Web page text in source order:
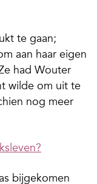
te gaan;
aan haar eigen
had Wouter
wilde om uit te
nog meer
bijgekomen